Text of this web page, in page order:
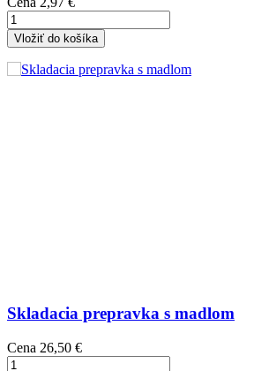
Vložiť do košíka
Skladacia prepravka s madlom
Cena 26,50 €